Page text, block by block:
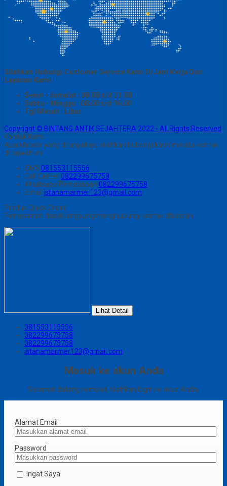
Silahkan Hubungi Customer Service Kami Di Jam Kerja Dan
Layanan Kami
Senin - Juma'at : 08.00 s/d 21.00
Sabtu - Minggu : 08.00 s/d 16.00
Tgl Merah : Libur
Copyright © BINTANG ANTIK SEJAHTERA 2022 - All Rights Reserved
Kontak Kami
Apabila ada yang ditanyakan, silahkan hubungi kami melalui kontak
di bawah ini.
SMS 081553115556
Call Center 082299675758
Whatsapp Pemesanan 082299675758
Email istanamarmer123@gmail.com
Produk Quick Order
Pemesanan dapat langsung menghubungi kontak dibawah:
Lihat Detail
081553115556
082299675758
082299675758
istanamarmer123@gmail.com
Masuk ke akun Anda
Selamat datang kembali, silahkan login ke akun Anda.
Alamat Email
Password
Ingat Saya